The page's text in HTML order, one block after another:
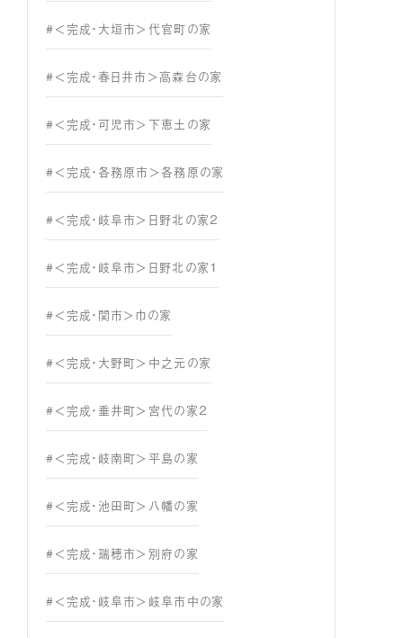
#＜完成・大垣市＞代官町の家
#＜完成・春日井市＞高森台の家
#＜完成・可児市＞下恵土の家
#＜完成・各務原市＞各務原の家
#＜完成・岐阜市＞日野北の家２
#＜完成・岐阜市＞日野北の家１
#＜完成・関市＞巾の家
#＜完成・大野町＞中之元の家
#＜完成・垂井町＞宮代の家２
#＜完成・岐南町＞平島の家
#＜完成・池田町＞八幡の家
#＜完成・瑞穂市＞別府の家
#＜完成・岐阜市＞岐阜市中の家